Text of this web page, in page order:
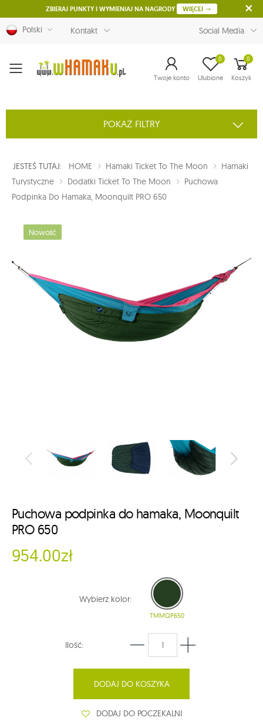
ZBIERAJ PUNKTY I WYMIENIAJ NA NAGRODY WIĘCEJ
Polski Kontakt Social Media
Menu Twoje konto Ulubione
0 0
Koszyk
POKAŻ FILTRY
JESTEŚ TUTAJ: HOME Hamaki Ticket To The Moon
Hamaki
Turystyczne
Dodatki Ticket To The Moon
Puchowa
Podpinka Do Hamaka, Moonquilt PRO 650
Nowość
Puchowa podpinka do hamaka, Moonquilt
PRO 650
954.00zł
Wybierz kolor:
TMMQP650
Ilość:
DODAJ DO KOSZYKA
DODAJ DO POCZEKALNI